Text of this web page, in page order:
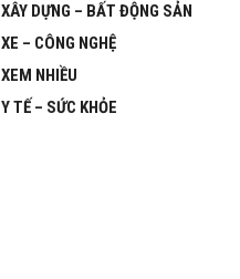
XÂY DỰNG – BẤT ĐỘNG SẢN
XE – CÔNG NGHỆ
XEM NHIỀU
Y TẾ – SỨC KHỎE